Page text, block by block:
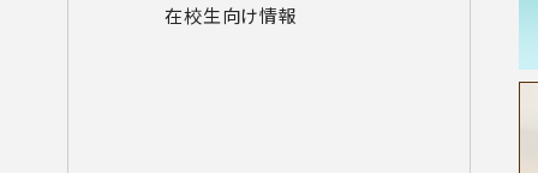
在校⽣向け情報